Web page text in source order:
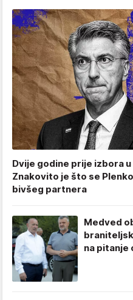
Dvije godine prije izbora
Znakovito je što se
bivšeg partnera
Medved
na pitanje